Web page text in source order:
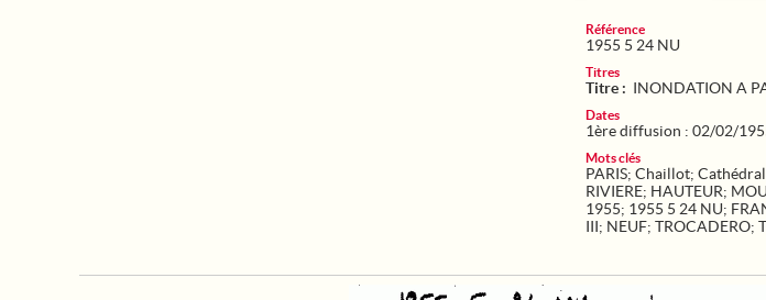
Référence
1955 5 24 NU
Titres
Titre : INONDATION A
Dates
1ère diffusion : 02/02/
Mots clés
PARIS; Chaillot;
RIVIERE; HAUTEUR;
1955; 1955 5 24 NU;
III; NEUF; TROCADERO;